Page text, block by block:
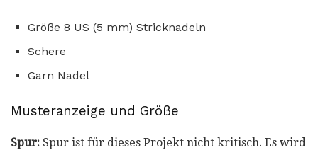
Größe 8 US (5 mm) Stricknadeln
Schere
Garn Nadel
Musteranzeige und Größe
Spur: Spur ist für dieses Projekt nicht kritisch. Es wird